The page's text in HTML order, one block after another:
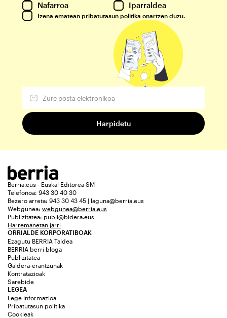
Nafarroa
Iparraldea
Izena ematean pribatutasun politika onartzen duzu.
Berria.eus - Euskal Editorea SM
Telefonoa: 943 30 40 30
Bezero arreta: 943 30 43 45 | laguna@berria.eus
Webgunea: webgunea@berria.eus
Publizitatea: publi@bidera.eus
Harremanetan jarri
ORRIALDE KORPORATIBOAK
Ezagutu BERRIA Taldea
BERRIA berri bloga
Publizitatea
Galdera-erantzunak
Kontratazioak
Sarebide
LEGEA
Lege informazioa
Pribatutasun politika
Cookieak